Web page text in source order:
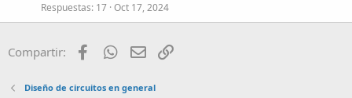
Respuestas 17 Oct 17, 2024
Compartir: FacebookWhatsApp
Email
Diseño de circuitos en general